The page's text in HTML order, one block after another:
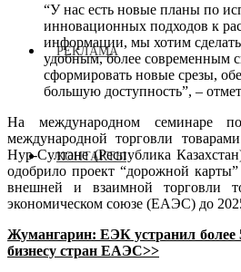
РЕКЛАМА
КОНТАКТЫ
“У нас есть новые планы по
инновационных подходов к
информации, мы хотим сделать
удобным, более современным
сформировать новые срезы,
большую доступность”, –
На международном семинаре
международной торговли
Нур-Султане (Республика
одобрило проект “дорожной
внешней и взаимной торговли
экономическом союзе (ЕАЭС) до
Жумангарин: ЕЭК устранил
бизнесу стран ЕАЭС>>